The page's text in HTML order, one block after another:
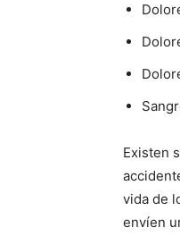
Existen
vida de
envíen